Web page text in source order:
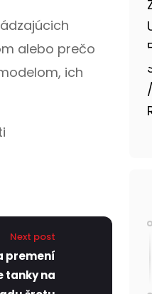
alebo prečo
ich
Next post
premení
tanky na